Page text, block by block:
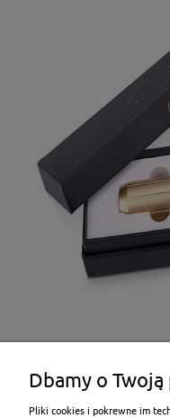
Dbamy o
Pliki cookies i pokrewne im